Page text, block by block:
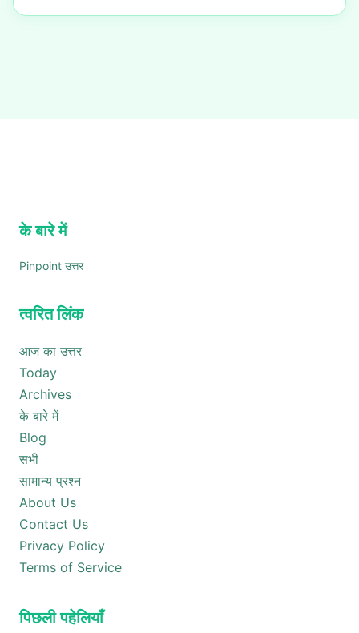
के बारे में
Pinpoint उत्तर
त्वरित लिंक
आज का उत्तर
Today
Archives
के बारे में
Blog
सभी
सामान्य प्रश्न
About Us
Contact Us
Privacy Policy
Terms of Service
पिछली पहेलियाँ